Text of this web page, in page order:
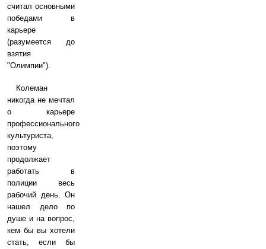
считал основными
победами в
карьере
(разумеется до
взятия
"Олимпии").
Колеман
никогда не мечтал
о карьере
профессионального
культуриста,
поэтому
продолжает
работать в
полиции весь
рабочий день. Он
нашел дело по
душе и на вопрос,
кем бы вы хотели
стать, если бы